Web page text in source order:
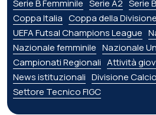
Serie B Femminile Serie A2 Serie B
Coppa Italia Coppa della Divisione
UEFA Futsal Champions League
Nazionale femminile Nazionale
Campionati Regionali Attività
News istituzionali Divisione
Settore Tecnico FIGC